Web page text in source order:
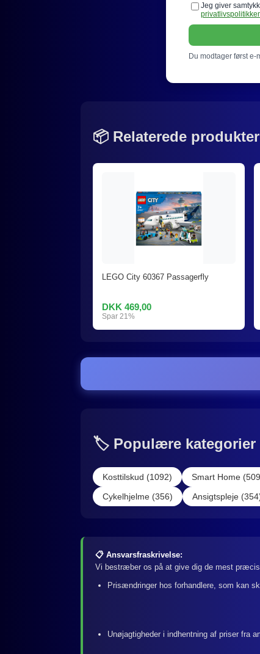
Jeg giver
Du modtager først
📦 Relaterede produkter
LEGO City 60367 Passagerfly
DKK 469,00
Spar 21%
🏷️ Populære kategorier
Kosttilskud (1092) Smart Home
Cykelhjelme (356)
Ansigtspleje
📋 Ansvarsfraskrivelse:
Vi bestræber os på at give dig de mest
Prisændringer hos forhandlere, som kan
Unøjagtigheder i indhentning af priser fra